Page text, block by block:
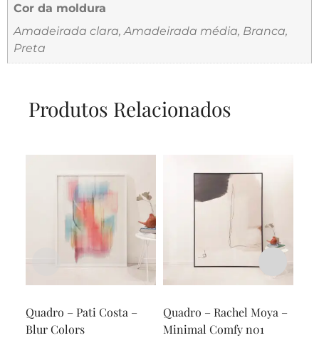
Cor da moldura
Amadeirada clara, Amadeirada média, Branca,
Preta
Produtos Relacionados
Quadro – Pati Costa –
Blur Colors
Quadro – Rachel Moya –
Minimal Comfy n01